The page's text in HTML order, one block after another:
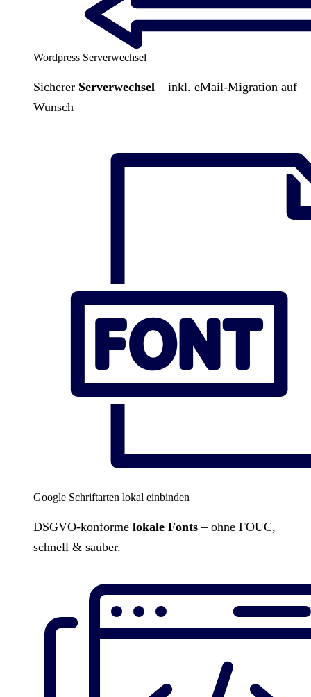
Wordpress Serverwechsel
Sicherer Serverwechsel – inkl. eMail-Migration auf
Wunsch
Google Schriftarten lokal einbinden
DSGVO-konforme lokale Fonts – ohne FOUC,
schnell & sauber.